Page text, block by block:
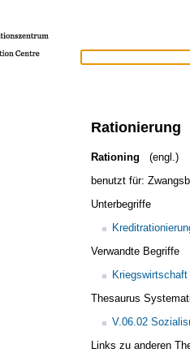
Rationierung
Rationing
(engl.)
benutzt für:
Unterbegriffe
Verwandte Begriffe
Kriegswirtschaft
Thesaurus
V.06.02
Links zu anderen